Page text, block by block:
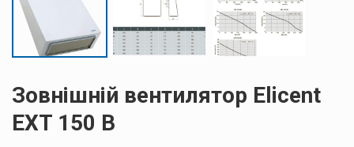
Зовнішній вентилятор Elicent
EXT 150 В